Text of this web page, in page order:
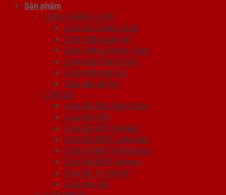
Sản phẩm
CỬA CHỐNG CHÁY
Cửa Gỗ Chống Cháy
Cửa nhôm vân gỗ
Cửa Thép Chống Cháy
Cửa thép Hàn Quốc
Cửa thép vân gỗ
Cửa vân gỗ 5D
CỬA GỖ
Cửa Gỗ ABS Hàn Quốc
Cửa Gỗ HDF
Cửa Gỗ HDF Veneer
Cửa Gỗ MDF Laminate
Cửa gỗ MDF Melamine
Cửa Gỗ MDF Veneer
Cửa Gỗ Tự Nhiên
Cửa vòm gỗ